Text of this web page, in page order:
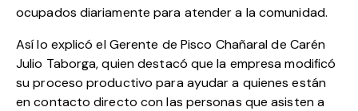
ocupados diariamente para atender a la comunidad.
Así lo explicó el Gerente de Pisco Chañaral de Carén
Julio Taborga, quien destacó que la empresa modificó
su proceso productivo para ayudar a quienes están
en contacto directo con las personas que asisten a